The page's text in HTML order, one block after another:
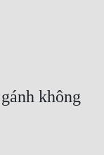
không